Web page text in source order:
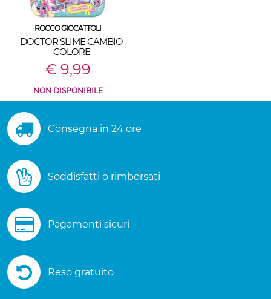
ROCCO GIOCATTOLI
DOCTOR SLIME CAMBIO
COLORE
€ 9,99
NON DISPONIBILE
Consegna in 24 ore
Soddisfatti o rimborsati
Pagamenti sicuri
Reso gratuito